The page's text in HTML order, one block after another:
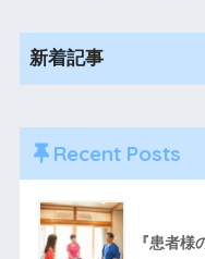
新着記事
Recent Posts
『患者